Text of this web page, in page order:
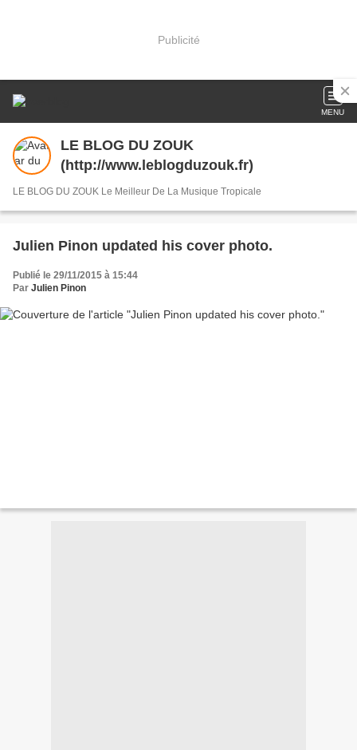
Publicité
MENU
LE BLOG DU ZOUK
(http://www.leblogduzouk.fr)
LE BLOG DU ZOUK Le Meilleur De La Musique Tropicale
Julien Pinon updated his cover photo.
Publié le 29/11/2015 à 15:44
Par Julien Pinon